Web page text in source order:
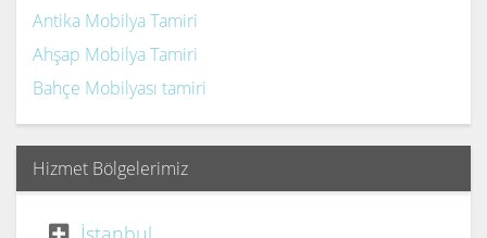
Antika Mobilya Tamiri
Ahşap Mobilya Tamiri
Bahçe Mobilyası tamiri
Hizmet Bölgelerimiz